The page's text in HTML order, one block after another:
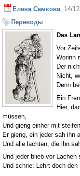
Елена Самкова, 14/
Переводы
Das
Vor
Worinn
Der
Nicht,
Denn
Ein
Hier,
müssen,
Und gieng einher mit
Er gieng, ein jeder sah ihn
Und alle lachten, die ihn
Und jeder blieb vor Lachen
Und schrie: Lehrt doch den